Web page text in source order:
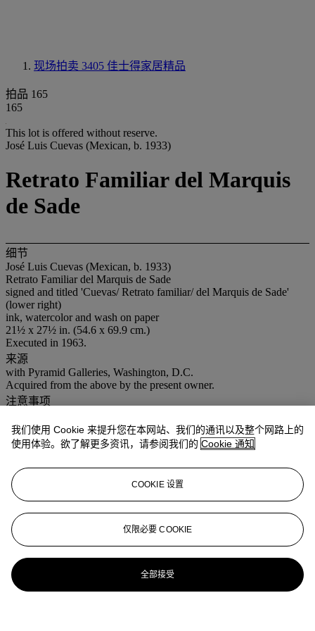
现场拍卖 3405 佳士得家居精品
拍品 165
165
This lot is offered without reserve.
José Luis Cuevas (Mexican, b. 1933)
Retrato Familiar del Marquis
de Sade
细节
José Luis Cuevas (Mexican, b. 1933)
Retrato Familiar del Marquis de Sade
signed and titled 'Cuevas/ Retrato familiar/ del Marquis de Sade'
(lower right)
ink, watercolor and wash on paper
21½ x 27½ in. (54.6 x 69.9 cm.)
Executed in 1963.
来源
with Pyramid Galleries, Washington, D.C.
Acquired from the above by the present owner.
注意事项
登入
更多来自 佳士得家居精品
查看全部
查看全部
我们使用 Cookie 来提升您在本网站、我们的通讯以及整个网路上的
使用体验。欲了解更多资讯，请参阅我们的 Cookie 通知
COOKIE 设置
仅限必要 COOKIE
全部接受